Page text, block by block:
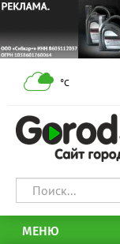
°С
МЕНЮ